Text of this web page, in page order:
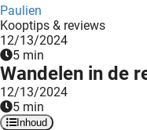
Paulien
Kooptips & reviews
12/13/2024
5 min
Wandelen in de
12/13/2024
5 min
Inhoud
om
te
over
van
op